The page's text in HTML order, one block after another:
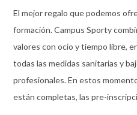
El mejor regalo que podemos
formación. Campus Sporty
valores con ocio y tiempo libre,
todas las medidas sanitarias y
profesionales. En estos
están completas, las pre-